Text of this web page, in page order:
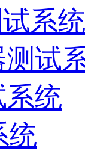
系统
试
统
统